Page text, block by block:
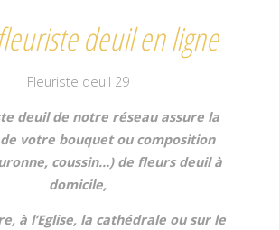
deuil en ligne
Fleuriste deuil 29
deuil de notre réseau assure la
votre bouquet ou composition
coussin…) de fleurs deuil à
domicile,
à l’Eglise, la cathédrale ou sur le